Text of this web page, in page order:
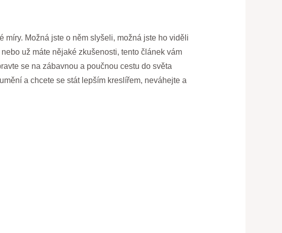
míry. Možná jste o něm slyšeli, možná jste ho viděli
už máte nějaké zkušenosti, tento článek vám
se na zábavnou a poučnou cestu do světa
a chcete se stát lepším kreslířem, neváhejte a